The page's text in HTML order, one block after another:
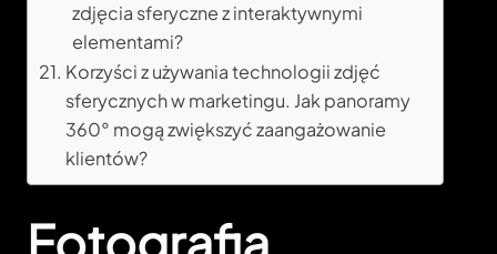
zdjęcia sferyczne z interaktywnymi
elementami?
Korzyści z używania technologii zdjęć
sferycznych w marketingu. Jak panoramy
360° mogą zwiększyć zaangażowanie
klientów?